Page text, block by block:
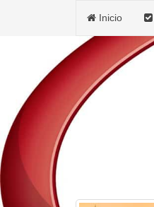
Inicio